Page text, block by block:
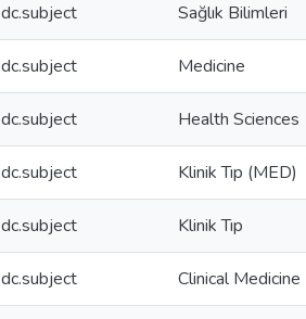
dc.subject Sağlık Bilimleri
dc.subject Medicine
dc.subject Health Sciences
dc.subject Klinik Tıp (MED)
dc.subject Klinik Tıp
dc.subject Clinical Medicine